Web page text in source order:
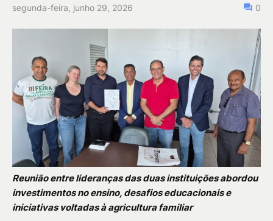
segunda-feira, junho 29, 2026 0
Reunião entre lideranças das duas instituições abordou
investimentos no ensino, desafios educacionais e
iniciativas voltadas à agricultura familiar